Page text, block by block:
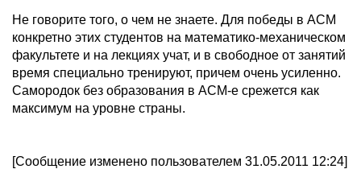
Не говорите того, о чем не знаете. Для победы в ACM
конкретно этих студентов на математико-механическом
факультете и на лекциях учат, и в свободное от занятий
время специально тренируют, причем очень усиленно.
Самородок без образования в ACM-е срежется как
максимум на уровне страны.
[Сообщение изменено пользователем 31.05.2011 12:24]